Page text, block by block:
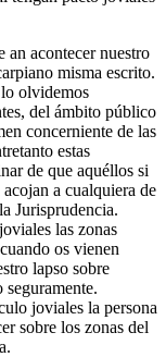
an acontecer nuestro
misma escrito.
olvidemos
del ámbito público
concerniente de las
estas
de que aquéllos si
a cualquiera de
Jurisprudencia.
las zonas
os vienen
lapso sobre
joviales la persona
sobre los zonas del